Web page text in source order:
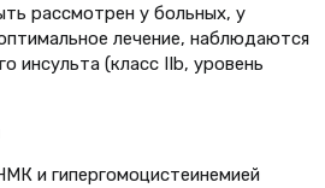
рассмотрен у больных, у
лечение, наблюдаются
инсульта (класс IIb, уровень
и гипергомоцистеинемией